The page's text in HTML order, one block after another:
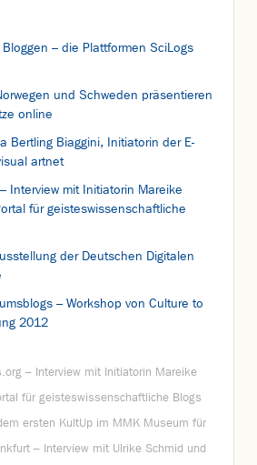
– die Plattformen SciLogs
und Schweden präsentieren
online
Bertling Biaggini, Initiatorin der E-
artnet
Interview mit Initiatorin Mareike
für geisteswissenschaftliche
der Deutschen Digitalen
– Workshop von Culture to
2012
– Interview mit Initiatorin Mareike
für geisteswissenschaftliche Blogs
ersten KultUp im MMK Museum für
– Interview mit Ulrike Schmid und